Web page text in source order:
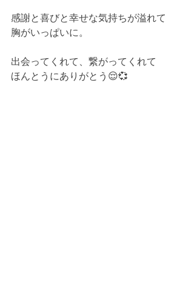
感謝と喜びと幸せな気持ちが溢れて
胸がいっぱいに。
出会ってくれて、繋がってくれて
ほんとうにありがとう😌💞